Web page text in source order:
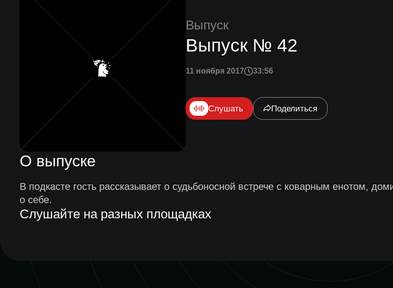
Выпуск
Выпуск № 42
11 ноября 2017 33:56
Слушать Поделиться
О выпуске
В подкасте гость рассказывает о судьбоносной встрече с коварным енотом,
о себе.
Слушайте на разных площадках